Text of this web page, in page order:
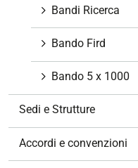
Bandi Ricerca
Bando Fird
Bando 5 x 1000
Sedi e Strutture
Accordi e convenzioni